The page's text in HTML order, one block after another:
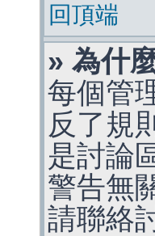
回頂端
» 為什
每個管
反了規
是討論
警告無
請聯絡